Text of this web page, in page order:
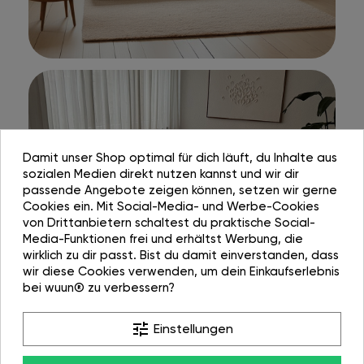
Damit unser Shop optimal für dich läuft, du Inhalte aus
sozialen Medien direkt nutzen kannst und wir dir
passende Angebote zeigen können, setzen wir gerne
Cookies ein. Mit Social-Media- und Werbe-Cookies
von Drittanbietern schaltest du praktische Social-
Media-Funktionen frei und erhältst Werbung, die
wirklich zu dir passt. Bist du damit einverstanden, dass
wir diese Cookies verwenden, um dein Einkaufserlebnis
bei wuun® zu verbessern?
tune Einstellungen